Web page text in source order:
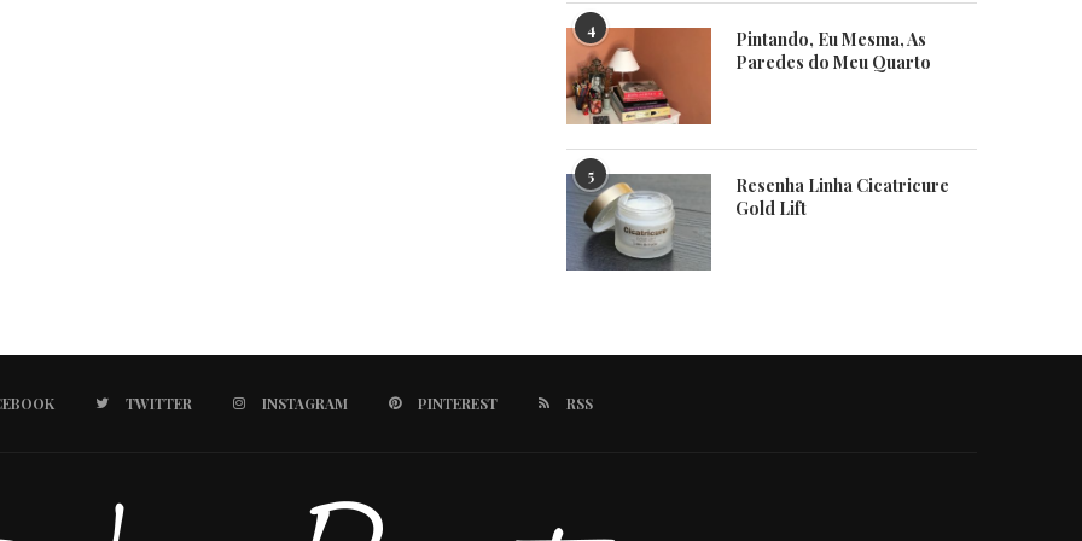
4
Pintando, Eu Mesma, As
Paredes do Meu Quarto
5
Resenha Linha Cicatricure
Gold Lift
TWITTER INSTAGRAM PINTEREST RSS